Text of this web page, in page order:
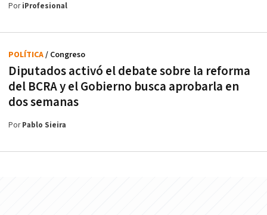
PoriProfesional
Diputados activó el debate sobre la reforma
del BCRA y el Gobierno busca aprobarla en
dos semanas
POLÍTICA/ Congreso
PorPablo Sieira